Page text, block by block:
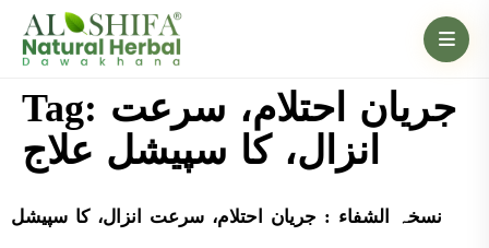
Tag: جریان احتلام، سرعت
انزال، کا سپیشل علاج
نسخہ الشفاء : جریان احتلام، سرعت انزال، کا سپیشل